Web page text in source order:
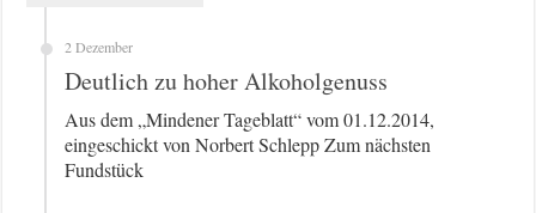
2 Dezember
Deutlich zu hoher Alkoholgenuss
Aus dem „Mindener Tageblatt“ vom 01.12.2014,
eingeschickt von Norbert Schlepp Zum nächsten
Fundstück